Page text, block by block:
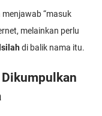
“masuk
melainkan perlu
di balik nama itu.